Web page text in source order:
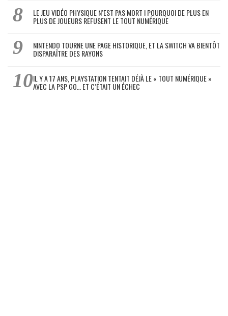
LE JEU VIDÉO PHYSIQUE N’EST PAS MORT ! POURQUOI DE PLUS EN
PLUS DE JOUEURS REFUSENT LE TOUT NUMÉRIQUE
NINTENDO TOURNE UNE PAGE HISTORIQUE, ET LA SWITCH VA BIENTÔT
DISPARAÎTRE DES RAYONS
IL Y A 17 ANS, PLAYSTATION TENTAIT DÉJÀ LE « TOUT NUMÉRIQUE »
AVEC LA PSP GO… ET C’ÉTAIT UN ÉCHEC